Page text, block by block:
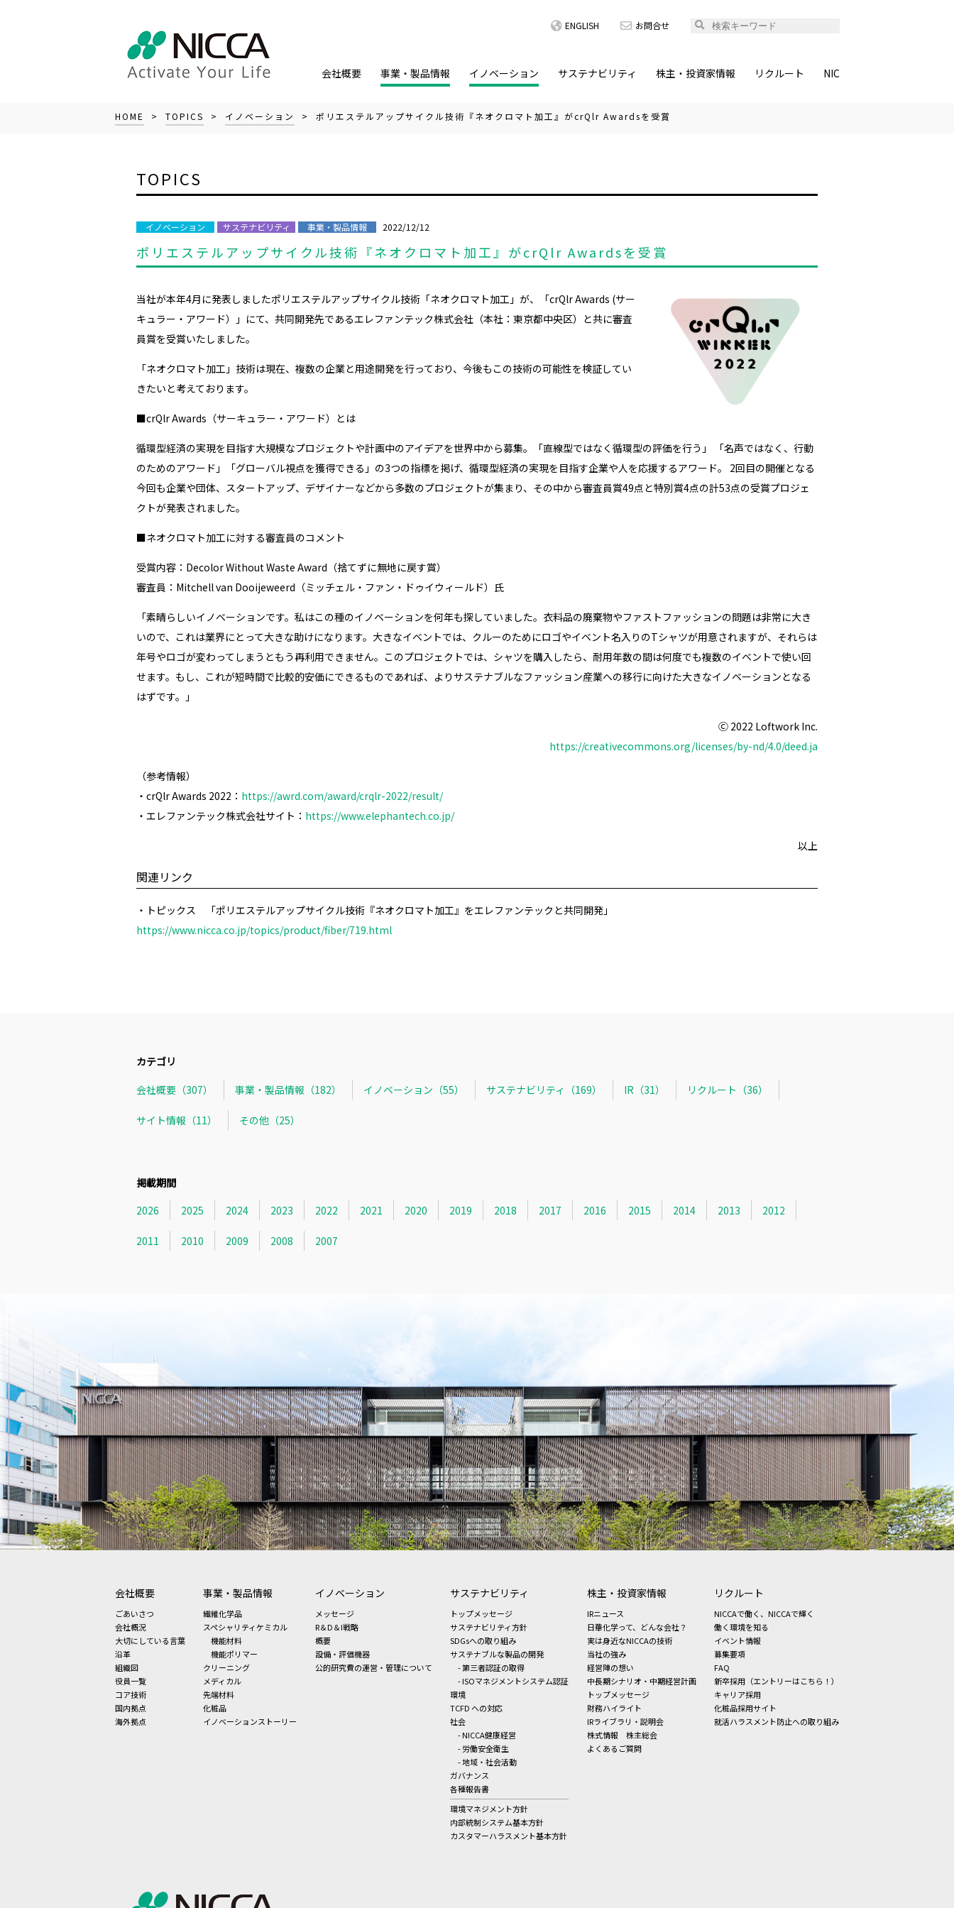
ENGLISH お問合せ
会社概要 事業・製品情報 イノベーション サステナビリティ 株主・投資家情報 リクルート NIC
HOME > TOPICS > イノベーション > ポリエステルアップサイクル技術『ネオクロマト加工』がcrQlr Awardsを受賞
TOPICS
イノベーション サステナビリティ 事業・製品情報 2022/12/12
ポリエステルアップサイクル技術『ネオクロマト加工』がcrQlr Awardsを受賞
当社が本年4月に発表しましたポリエステルアップサイクル技術「ネオクロマト加工」が、「crQlr Awards (サー
キュラー・アワード）」にて、共同開発先であるエレファンテック株式会社（本社：東京都中央区）と共に審査
員賞を受賞いたしました。
「ネオクロマト加工」技術は現在、複数の企業と用途開発を行っており、今後もこの技術の可能性を検証してい
きたいと考えております。
■crQlr Awards（サーキュラー・アワード）とは
循環型経済の実現を目指す⼤規模なプロジェクトや計画中のアイデアを世界中から募集。「直線型ではなく循環型の評価を行う」 「名声ではなく、行動
のためのアワード」「グローバル視点を獲得できる」の3つの指標を掲げ、循環型経済の実現を目指す企業や人を応援するアワード。 2回目の開催となる
今回も企業や団体、スタートアップ、デザイナーなどから多数のプロジェクトが集まり、その中から審査員賞49点と特別賞4点の計53点の受賞プロジェ
クトが発表されました。
■ネオクロマト加工に対する審査員のコメント
受賞内容： Decolor Without Waste Award （捨てずに無地に戻す賞）
審査員： Mitchell van Dooijeweerd（ミッチェル・ファン・ドゥイウィールド） 氏
「素晴らしいイノベーションです。私はこの種のイノベーションを何年も探していました。衣料品の廃棄物やファストファッションの問題は非常に大き
いので、これは業界にとって大きな助けになります。大きなイベントでは、クルーのためにロゴやイベント名入りのTシャツが用意されますが、それらは
年号やロゴが変わってしまうともう再利用できません。このプロジェクトでは、シャツを購入したら、耐用年数の間は何度でも複数のイベントで使い回
せます。もし、これが短時間で比較的安価にできるものであれば、よりサステナブルなファッション産業への移行に向けた大きなイノベーションとなる
はずです。」
Ⓒ 2022 Loftwork Inc.
https://creativecommons.org/licenses/by-nd/4.0/deed.ja
（参考情報）
・ crQlr Awards 2022 ： https://awrd.com/award/crqlr-2022/result/
・エレファンテック株式会社サイト： https://www.elephantech.co.jp/
以上
関連リンク
・トピックス 「ポリエステルアップサイクル技術『ネオクロマト加工』をエレファンテックと共同開発」
https://www.nicca.co.jp/topics/product/fiber/719.html
カテゴリ
会社概要（307）
事業・製品情報（182） イノベーション（55） サステナビリティ（169） IR（31） リクルート（36）
サイト情報（11） その他（25）
掲載期間
2026
2025 2024 2023 2022 2021 2020 2019 2018 2017 2016 2015 2014 2013 2012
2011 2010 2009 2008 2007
会社概要
ごあいさつ
会社概況
大切にしている言葉
沿革
組織図
役員一覧
コア技術
国内拠点
海外拠点
事業・製品情報
繊維化学品
スペシャリティケミカル
機能材料
機能ポリマー
クリーニング
メディカル
先端材料
化粧品
イノベーションストーリー
イノベーション
メッセージ
R＆D＆I戦略
概要
設備・評価機器
公的研究費の運営・管理について
サステナビリティ
トップメッセージ
サステナビリティ方針
SDGsへの取り組み
サステナブルな製品の開発
- 第三者認証の取得
- ISOマネジメントシステム認証
環境
TCFD への対応
社会
- NICCA健康経営
- 労働安全衛生
- 地域・社会活動
ガバナンス
各種報告書
環境マネジメント方針
内部統制システム基本方針
カスタマーハラスメント基本方針
株主・投資家情報
IRニュース
日華化学って、どんな会社？
実は身近なNICCAの技術
当社の強み
経営陣の想い
中長期シナリオ・中期経営計画
トップメッセージ
財務ハイライト
IRライブラリ・説明会
株式情報
株主総会
よくあるご質問
リクルート
NICCAで働く、NICCAで輝く
働く環境を知る
イベント情報
募集要項
FAQ
新卒採用（エントリーはこちら！）
キャリア採用
化粧品採用サイト
就活ハラスメント防止への取り組み